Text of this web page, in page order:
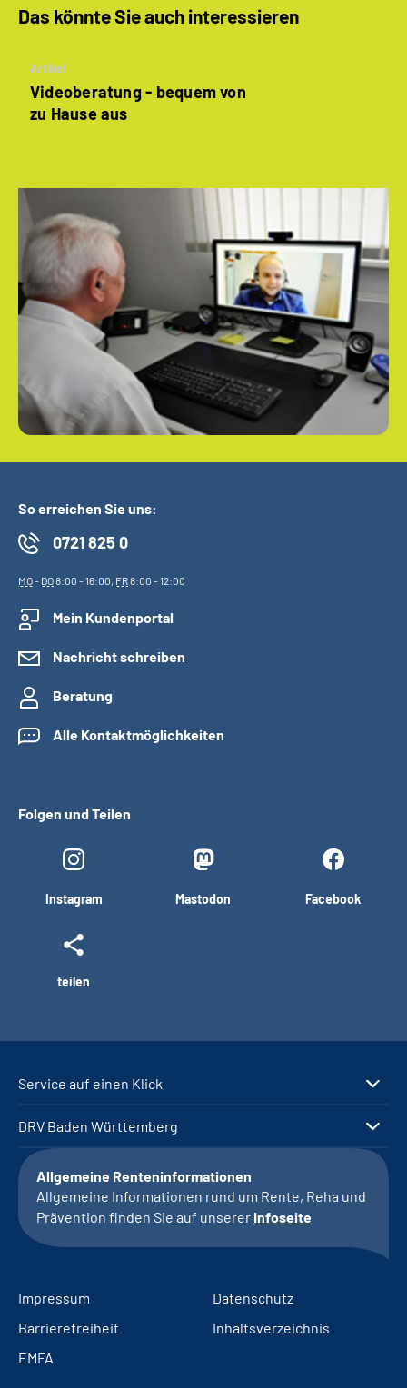
Das könnte Sie auch interessieren
Artikel
Videoberatung - bequem von
zu Hause aus
So erreichen Sie uns:
0721 825 0
MO- DO8:00 - 16:00, FR8:00 - 12:00
Mein Kundenportal
Nachricht schreiben
Beratung
Alle Kontaktmöglichkeiten
Folgen und Teilen
Instagram Mastodon Facebook
teilen
Service auf einen Klick
DRV Baden Württemberg
Allgemeine Renteninformationen
Allgemeine Informationen rund um Rente, Reha und
Prävention finden Sie auf unserer Infoseite
Impressum
Datenschutz
Barrierefreiheit
Inhaltsverzeichnis
EMFA